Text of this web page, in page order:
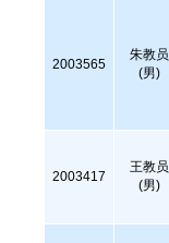
2003565
朱教员
(男)
2003417
王教员
(男)